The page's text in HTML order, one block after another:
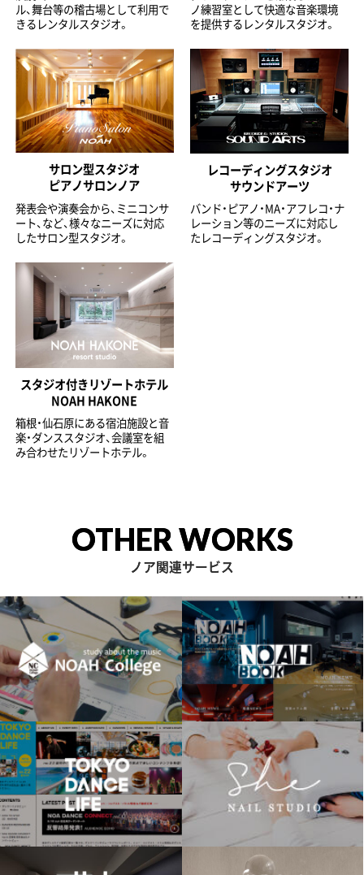
ル、舞台等の稽古場として利用で
きるレンタルスタジオ。
ノ練習室として快適な音楽環境
を提供するレンタルスタジオ。
サロン型スタジオ
ピアノサロンノア
発表会や演奏会から、ミニコンサ
ート、など、様々なニーズに対応
したサロン型スタジオ。
レコーディングスタジオ
サウンドアーツ
バンド・ピアノ・MA・アフレコ・ナ
レーション等のニーズに対応し
たレコーディングスタジオ。
スタジオ付きリゾートホテル
NOAH HAKONE
箱根・仙石原にある宿泊施設と音
楽・ダンススタジオ、会議室を組
み合わせたリゾートホテル。
OTHER WORKS
ノア関連サービス